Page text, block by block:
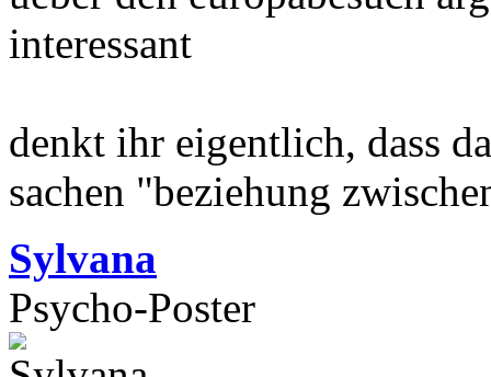
interessant
denkt ihr eigentlich, dass
sachen "beziehung
Sylvana
Psycho-Poster